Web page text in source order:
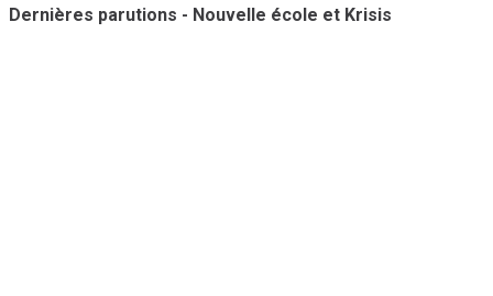
Dernières parutions - Nouvelle école et Krisis